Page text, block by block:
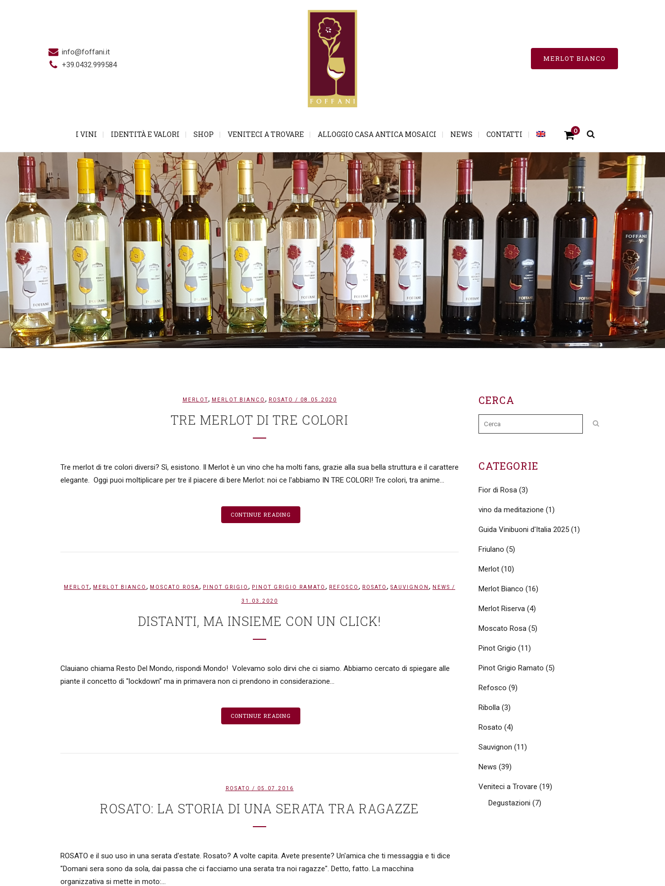
info@foffani.it
+39.0432.999584
MERLOT BIANCO
I VINI IDENTITÀ E VALORI SHOP VENITECI A TROVARE ALLOGGIO CASA ANTICA MOSAICI NEWS CONTATTI 0
MERLOT, MERLOT BIANCO , ROSATO / 08.05.2020
TRE MERLOT DI TRE COLORI
Tre merlot di tre colori diversi? Sì, esistono. Il Merlot è un vino che ha molti fans, grazie alla sua bella struttura e il carattere
elegante. Oggi puoi moltiplicare per tre il piacere di bere Merlot: noi ce l'abbiamo IN TRE COLORI! Tre colori, tra anime...
CONTINUE READING
MERLOT, MERLOT BIANCO , MOSCATO ROSA, PINOT GRIGIO , PINOT GRIGIO RAMATO , REFOSCO , ROSATO , SAUVIGNON , NEWS /
31.03.2020
DISTANTI, MA INSIEME CON UN CLICK!
Clauiano chiama Resto Del Mondo, rispondi Mondo! Volevamo solo dirvi che ci siamo. Abbiamo cercato di spiegare alle
piante il concetto di "lockdown" ma in primavera non ci prendono in considerazione...
CONTINUE READING
ROSATO / 05.07.2016
ROSATO: LA STORIA DI UNA SERATA TRA RAGAZZE
ROSATO e il suo uso in una serata d'estate. Rosato? A volte capita. Avete presente? Un'amica che ti messaggia e ti dice
"Domani sera sono da sola, dai passa che ci facciamo una serata tra noi ragazze". Detto, fatto. La macchina
organizzativa si mette in moto:...
CERCA
CATEGORIE
Fior di Rosa (3)
vino da meditazione (1)
Guida Vinibuoni d'Italia 2025 (1)
Friulano (5)
Merlot (10)
Merlot Bianco (16)
Merlot Riserva (4)
Moscato Rosa (5)
Pinot Grigio (11)
Pinot Grigio Ramato (5)
Refosco (9)
Ribolla (3)
Rosato (4)
Sauvignon (11)
News (39)
Veniteci a Trovare (19)
Degustazioni (7)